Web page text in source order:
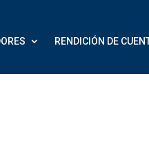
RENDICIÓN DE